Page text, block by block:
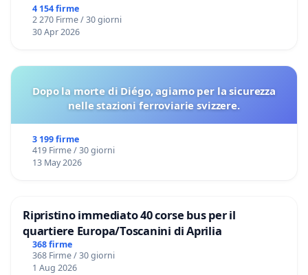
4 154 firme
2 270 Firme / 30 giorni
30 Apr 2026
Dopo la morte di Diégo, agiamo per la sicurezza
nelle stazioni ferroviarie svizzere.
3 199 firme
419 Firme / 30 giorni
13 May 2026
Ripristino immediato 40 corse bus per il
quartiere Europa/Toscanini di Aprilia
368 firme
368 Firme / 30 giorni
1 Aug 2026